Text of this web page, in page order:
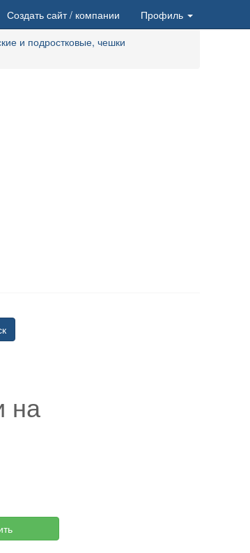
Создать сайт/ компании
Профиль
и подростковые, чешки
на